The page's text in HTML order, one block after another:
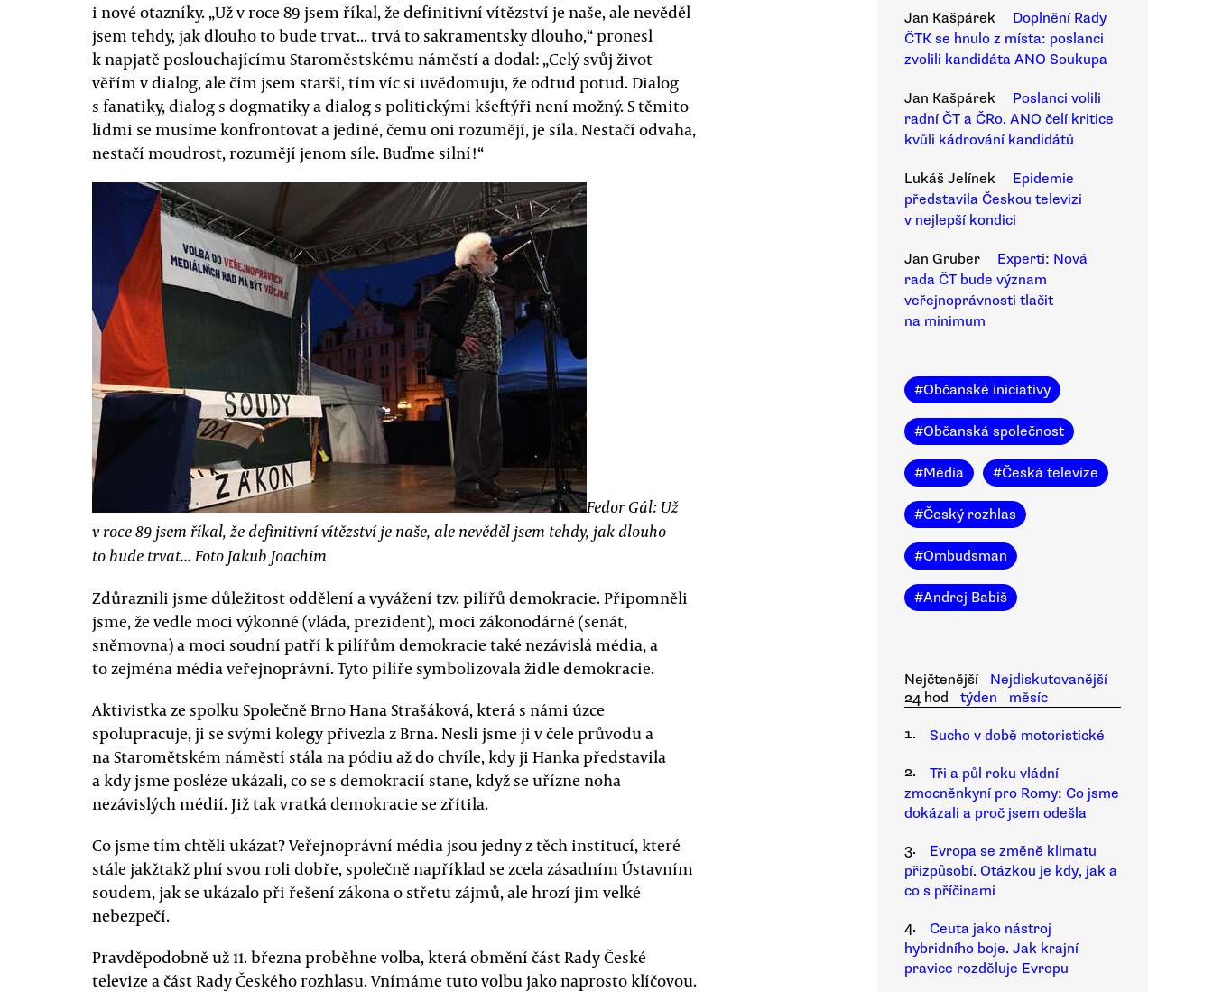
i nové otazníky. „Už v roce 89 jsem říkal, že definitivní vítězství je naše, ale nevěděl
jsem tehdy, jak dlouho to bude trvat... trvá to sakramentsky dlouho,“ pronesl
k napjatě poslouchajícímu Staroměstskému náměstí a dodal: „Celý svůj život
věřím v dialog, ale čím jsem starší, tím víc si uvědomuju, že odtud potud. Dialog
s fanatiky, dialog s dogmatiky a dialog s politickými kšeftýři není možný. S těmito
lidmi se musíme konfrontovat a jediné, čemu oni rozumějí, je síla. Nestačí odvaha,
nestačí moudrost, rozumějí jenom síle. Buďme silní!“
Fedor Gál: Už
v roce 89 jsem říkal, že definitivní vítězství je naše, ale nevěděl jsem tehdy, jak dlouho
to bude trvat... Foto Jakub Joachim
Zdůraznili jsme důležitost oddělení a vyvážení tzv. pilířů demokracie. Připomněli
jsme, že vedle moci výkonné (vláda, prezident), moci zákonodárné (senát,
sněmovna) a moci soudní patří k pilířům demokracie také nezávislá média, a
to zejména média veřejnoprávní. Tyto pilíře symbolizovala židle demokracie.
Aktivistka ze spolku Společně Brno Hana Strašáková, která s námi úzce
spolupracuje, ji se svými kolegy přivezla z Brna. Nesli jsme ji v čele průvodu a
na Staromětském náměstí stála na pódiu až do chvíle, kdy ji Hanka představila
a kdy jsme posléze ukázali, co se s demokracií stane, když se uřízne noha
nezávislých médií. Již tak vratká demokracie se zřítila.
Co jsme tím chtěli ukázat? Veřejnoprávní média jsou jedny z těch institucí, které
stále jakžtakž plní svou roli dobře, společně například se zcela zásadním Ústavním
soudem, jak se ukázalo při řešení zákona o střetu zájmů, ale hrozí jim velké
nebezpečí.
Pravděpodobně už 11. března proběhne volba, která obmění část Rady České
televize a část Rady Českého rozhlasu. Vnímáme tuto volbu jako naprosto klíčovou.
Jan Kašpárek
Doplnění Rady
ČTK se hnulo z místa: poslanci
zvolili kandidáta ANO Soukupa
Jan Kašpárek
Poslanci volili
radní ČT a ČRo. ANO čelí kritice
kvůli kádrování kandidátů
Lukáš Jelínek
Epidemie
představila Českou televizi
v nejlepší kondici
Jan Gruber
Experti: Nová
rada ČT bude význam
veřejnoprávnosti tlačit
na minimum
#Občanské iniciativy
#Občanská společnost
#Média #Česká televize
#Český rozhlas
#Ombudsman
#Andrej Babiš
Nejčtenější
Nejdiskutovanější
24 hod
týden
měsíc
1.
Sucho v době motoristické
2.
Tři a půl roku vládní
zmocněnkyní pro Romy: Co jsme
dokázali a proč jsem odešla
3.
Evropa se změně klimatu
přizpůsobí. Otázkou je kdy, jak a
co s příčinami
4.
Ceuta jako nástroj
hybridního boje. Jak krajní
pravice rozděluje Evropu